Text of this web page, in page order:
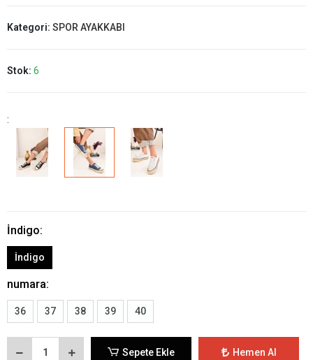
Kategori: SPOR AYAKKABI
Stok: 6
:
İndigo:
İndigo
numara:
36 37 38 39 40
Sepete Ekle Hemen Al